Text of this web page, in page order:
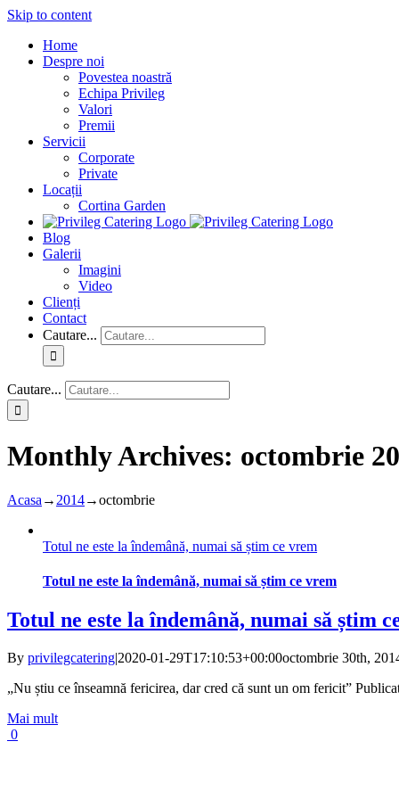
Skip to content
Home
Despre noi
Povestea noastră
Echipa Privileg
Valori
Premii
Servicii
Corporate
Private
Locații
Cortina Garden
Blog
Galerii
Imagini
Video
Clienți
Contact
Cautare...
Cautare...
Monthly Archives: octombrie
Acasa → 2014→octombrie
Totul ne este la îndemână, numai să știm ce vrem
Totul ne este la îndemână, numai să știm ce vrem
Totul ne este la îndemână, numai să știm
By privilegcatering|2020-01-29T17:10:53+00:00octombrie 30th,
„Nu știu ce înseamnă fericirea, dar cred că sunt un om fericit”
Mai mult
0